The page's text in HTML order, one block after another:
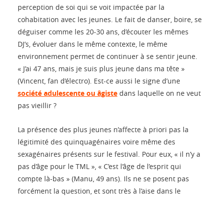
perception de soi qui se voit impactée par la
cohabitation avec les jeunes. Le fait de danser, boire, se
déguiser comme les 20-30 ans, d’écouter les mêmes
DJ’s, évoluer dans le même contexte, le même
environnement permet de continuer à se sentir jeune.
« J’ai 47 ans, mais je suis plus jeune dans ma tête »
(Vincent, fan d’électro). Est-ce aussi le signe d’une
société adulescente ou âgiste dans laquelle on ne veut
pas vieillir ?
La présence des plus jeunes n’affecte à priori pas la
légitimité des quinquagénaires voire même des
sexagénaires présents sur le festival. Pour eux, « il n’y a
pas d’âge pour le TML », « C’est l’âge de l’esprit qui
compte là-bas » (Manu, 49 ans). Ils ne se posent pas
forcément la question, et sont très à l’aise dans le